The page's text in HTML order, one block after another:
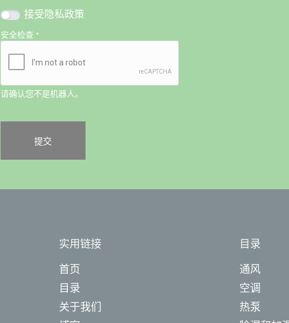
接受隐私政策
安全检查*
请确认您不是机器人。
实用链接
首页
目录
关于我们
目录
通风
空调
热泵